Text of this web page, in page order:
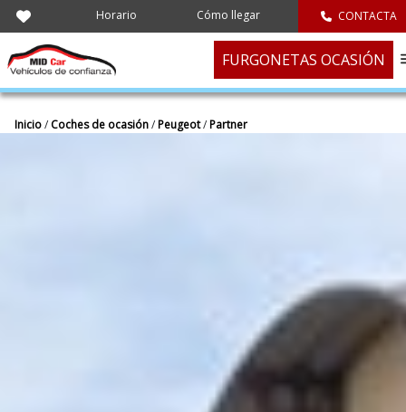
Horario Cómo llegar CONTACTA
FURGONETAS OCASIÓN
Inicio/ Coches de ocasión/Peugeot/Partner